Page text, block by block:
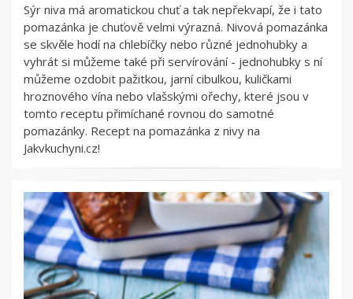
Sýr niva má aromatickou chuť a tak nepřekvapí, že i tato
pomazánka je chuťově velmi výrazná. Nivová pomazánka
se skvěle hodí na chlebíčky nebo různé jednohubky a
vyhrát si můžeme také při servírování - jednohubky s ní
můžeme ozdobit pažitkou, jarní cibulkou, kuličkami
hroznového vína nebo vlašskými ořechy, které jsou v
tomto receptu přimíchané rovnou do samotné
pomazánky. Recept na pomazánka z nivy na
Jakvkuchyni.cz!